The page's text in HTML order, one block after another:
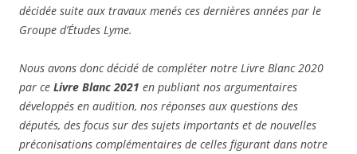
décidée suite aux travaux menés ces dernières années par le
Groupe d’Études Lyme.
Nous avons donc décidé de compléter notre Livre Blanc 2020
par ce Livre Blanc 2021 en publiant nos argumentaires
développés en audition, nos réponses aux questions des
députés, des focus sur des sujets importants et de nouvelles
préconisations complémentaires de celles figurant dans notre